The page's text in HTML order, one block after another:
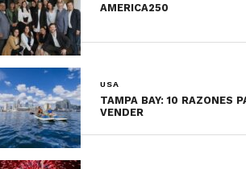
AMERICA250
USA
TAMPA BAY: 10 RAZONES
VENDER